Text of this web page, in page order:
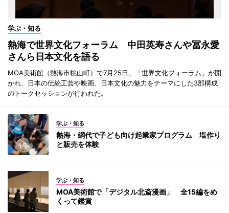
学ぶ・知る
熱海で世界文化フォーラム 中田英寿さんや冨永愛
さんら日本文化を語る
MOA美術館（熱海市桃山町）で7月25日、「世界文化フォーラム」が開
かれ、日本の伝統工芸や映画、日本文化の魅力をテーマにした3部構成
のトークセッションが行われた。
学ぶ・知る
熱海・網代で子ども向け起業家プログラム 塩作り
と販売を体験
学ぶ・知る
MOA美術館で「デジタル北斎漫画」 全15編をめ
くって鑑賞